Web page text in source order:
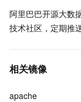
阿里巴巴开源大数
技术社区，定期推
相关镜像
apache